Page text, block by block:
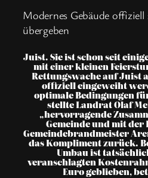
Modernes Gebäude
übergeben
Juist. Sie ist schon seit
mit einer kleinen
Rettungswache auf Juist
offiziell eingeweiht
optimale Bedingungen
stellte Landrat Olaf
„hervorragende
Gemeinde und mit der
Gemeindebrandmeister
das Kompliment zurück.
Umbau ist
veranschlagten
Euro geblieben,